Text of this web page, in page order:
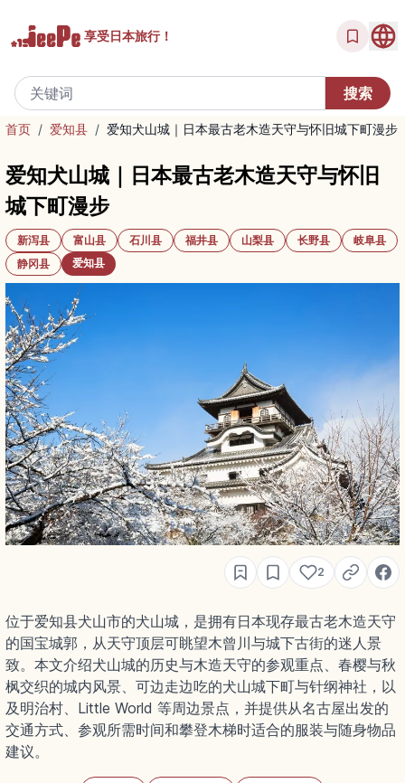
享受日本旅行！
首页 / 爱知县 / 爱知犬山城｜日本最古老木造天守与怀旧城下町漫步
爱知犬山城｜日本最古老木造天守与怀旧
城下町漫步
新泻县 富山县 石川县 福井县 山梨县 长野县
岐阜县
静冈县
爱知县
2
位于爱知县犬山市的犬山城，是拥有日本现存最古老木造天守
的国宝城郭，从天守顶层可眺望木曾川与城下古街的迷人景
致。本文介绍犬山城的历史与木造天守的参观重点、春樱与秋
枫交织的城内风景、可边走边吃的犬山城下町与针纲神社，以
及明治村、Little World 等周边景点，并提供从名古屋出发的
交通方式、参观所需时间和攀登木梯时适合的服装与随身物品
建议。